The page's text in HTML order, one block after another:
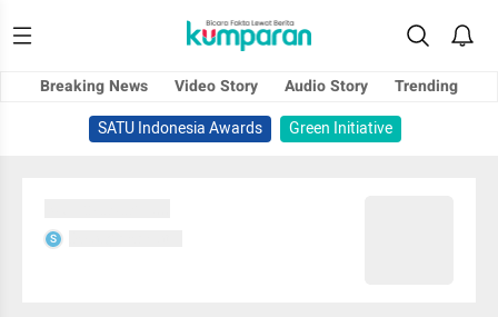
Breaking News Video Story Audio Story
Trending
SATU Indonesia Awards
Green Initiative
S